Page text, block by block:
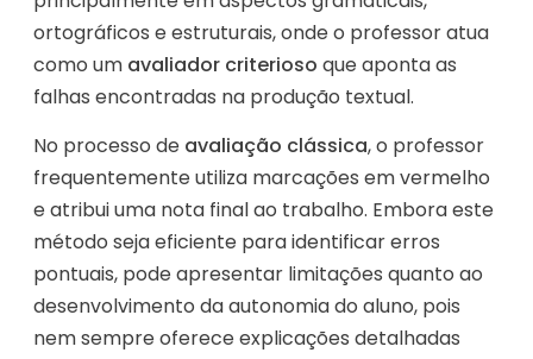
ortográficos e estruturais, onde o professor atua
como um avaliador criterioso que aponta as
falhas encontradas na produção textual.
No processo de avaliação clássica, o professor
frequentemente utiliza marcações em vermelho
e atribui uma nota final ao trabalho. Embora este
método seja eficiente para identificar erros
pontuais, pode apresentar limitações quanto ao
desenvolvimento da autonomia do aluno, pois
nem sempre oferece explicações detalhadas